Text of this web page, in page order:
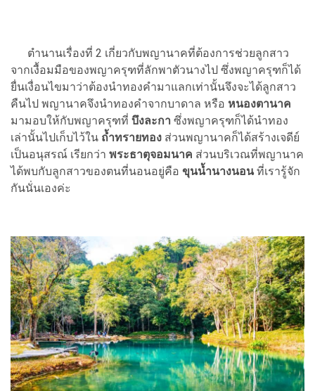
ตำนานเรื่องที่ 2 เกี่ยวกับพญานาคที่ต้องการช่วยลูกสาว
จากเงื้อมมือของพญาครุฑที่ลักพาตัวนางไป ซึ่งพญาครุฑก็ได้
ยื่นเงื่อนไขมาว่าต้องนำทองคำมาแลกเท่านั้นจึงจะได้ลูกสาว
คืนไป พญานาคจึงนำทองคำจากบาดาล หรือ หนองตานาค
มามอบให้กับพญาครุฑที่ บึงละกา ซึ่งพญาครุฑก็ได้นำทอง
เล่านั้นไปเก็บไว้ใน ถ้ำทรายทอง ส่วนพญานาคก็ได้สร้างเจดีย์
เป็นอนุสรณ์ เรียกว่า พระธาตุจอมนาค ส่วนบริเวณที่พญานาค
ได้พบกับลูกสาวของตนที่นอนอยู่คือ ขุนน้ำนางนอนที่เรารู้จัก
กันนั่นเองค่ะ